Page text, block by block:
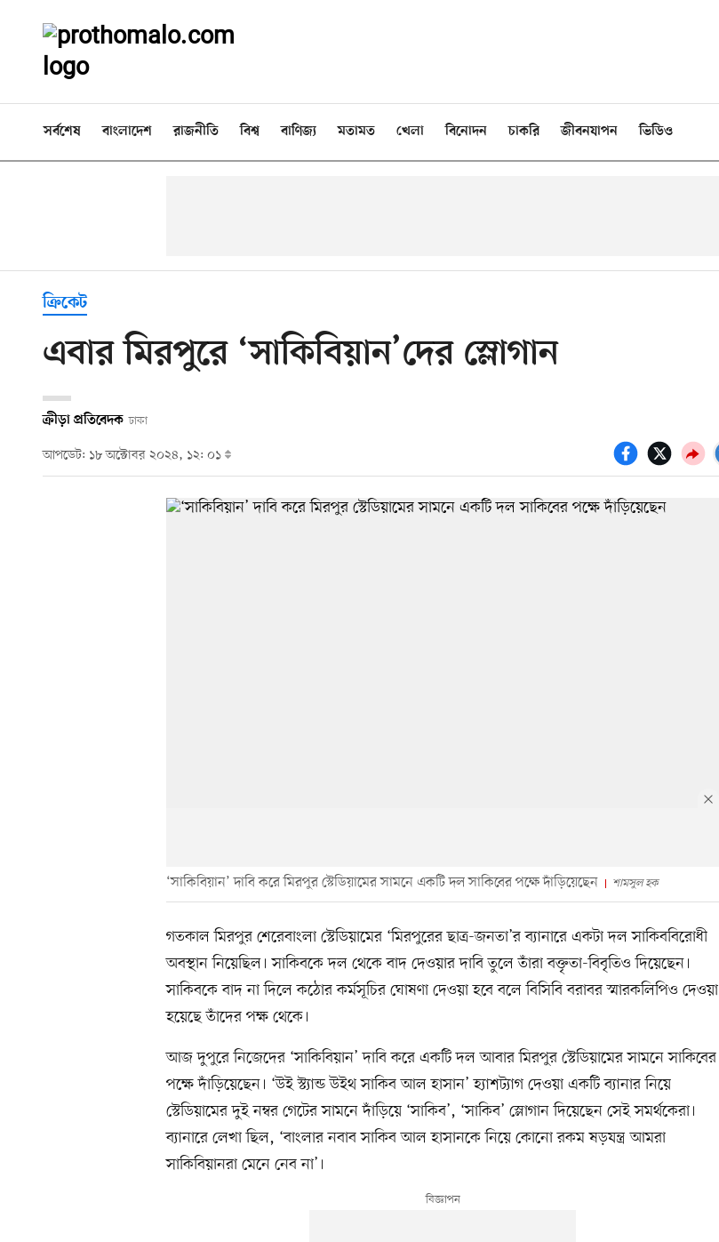
সর্বশেষ বাংলাদেশ রাজনীতি বিশ্ব বাণিজ্য মতামত খেলা বিনোদন চাকরি জীবনযাপন ভিডিও
ক্রিকেট
এবার মিরপুরে ‘সাকিবিয়ান’দের স্লোগান
ক্রীড়া প্রতিবেদক ঢাকা
আপডেট: ১৮ অক্টোবর ২০২৪, ১২: ০১
‘সাকিবিয়ান’ দাবি করে মিরপুর স্টেডিয়ামের সামনে একটি দল সাকিবের পক্ষে দাঁড়িয়েছেন শামসুল হক
গতকাল মিরপুর শেরেবাংলা স্টেডিয়ামের ‘মিরপুরের ছাত্র-জনতা’র ব্যানারে একটা দল সাকিববিরোধী
অবস্থান নিয়েছিল। সাকিবকে দল থেকে বাদ দেওয়ার দাবি তুলে তাঁরা বক্তৃতা-বিবৃতিও দিয়েছেন।
সাকিবকে বাদ না দিলে কঠোর কর্মসূচির ঘোষণা দেওয়া হবে বলে বিসিবি বরাবর স্মারকলিপিও দেওয়া
হয়েছে তাঁদের পক্ষ থেকে।
আজ দুপুরে নিজেদের ‘সাকিবিয়ান’ দাবি করে একটি দল আবার মিরপুর স্টেডিয়ামের সামনে সাকিবের
পক্ষে দাঁড়িয়েছেন। ‘উই স্ট্যান্ড উইথ সাকিব আল হাসান’ হ্যাশট্যাগ দেওয়া একটি ব্যানার নিয়ে
স্টেডিয়ামের দুই নম্বর গেটের সামনে দাঁড়িয়ে ‘সাকিব’, ‘সাকিব’ স্লোগান দিয়েছেন সেই সমর্থকেরা।
ব্যানারে লেখা ছিল, ‘বাংলার নবাব সাকিব আল হাসানকে নিয়ে কোনো রকম ষড়যন্ত্র আমরা
সাকিবিয়ানরা মেনে নেব না’।